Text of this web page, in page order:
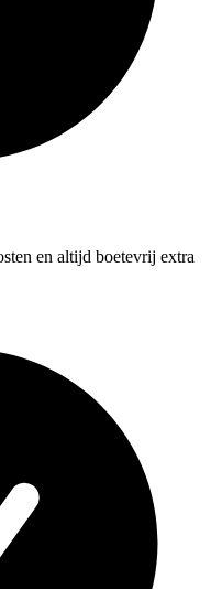
en altijd boetevrij extra